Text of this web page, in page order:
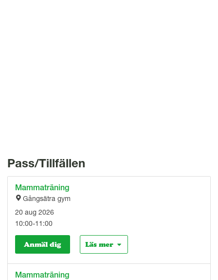
Pass/Tillfällen
Mammaträning
Gångsätra gym
20 aug 2026
10:00-11:00
Anmäl dig Läs mer
Mammaträning